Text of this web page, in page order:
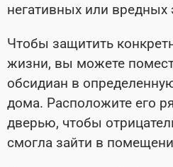
негативных или вредных
Чтобы защитить
жизни, вы можете
обсидиан в
дома. Расположите его
дверью, чтобы
смогла зайти в